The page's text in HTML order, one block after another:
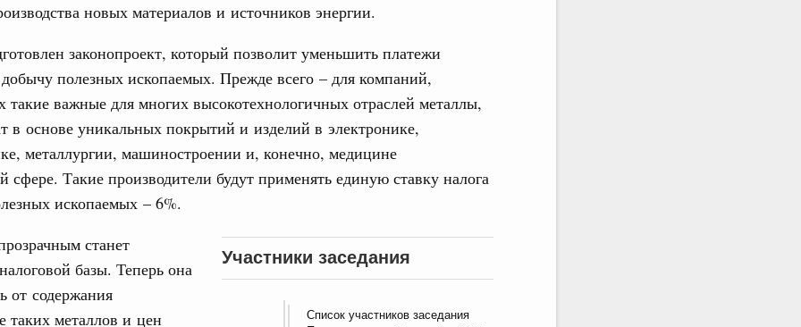
новых материалов и источников энергии.
законопроект, который позволит уменьшить платежи
полезных ископаемых. Прежде всего – для компаний,
важные для многих высокотехнологичных отраслей металлы,
в основе уникальных покрытий и изделий в электронике,
металлургии, машиностроении и, конечно, медицине
сфере. Такие производители будут применять единую ставку налога
ископаемых – 6%.
Участники заседания
Список участников заседания
станет
базы. Теперь она
от содержания
таких металлов и цен
еще